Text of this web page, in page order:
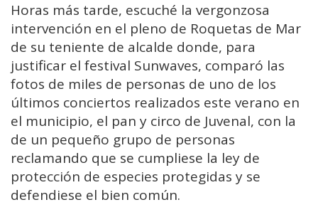
Horas más tarde, escuché la vergonzosa
intervención en el pleno de Roquetas de Mar
de su teniente de alcalde donde, para
justificar el festival Sunwaves, comparó las
fotos de miles de personas de uno de los
últimos conciertos realizados este verano en
el municipio, el pan y circo de Juvenal, con la
de un pequeño grupo de personas
reclamando que se cumpliese la ley de
protección de especies protegidas y se
defendiese el bien común.